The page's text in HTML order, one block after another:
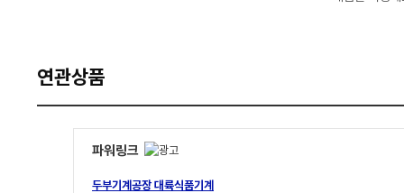
연관상품
파워링크
두부기계공장 대륙식품기계